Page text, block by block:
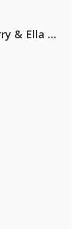
Nathan Dawe, Joel Corry & Ella Henderson